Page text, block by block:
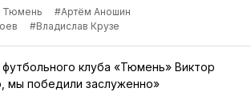
Тюмень
#Артём Аношин
#Владислав Крузе
клуба «Тюмень» Виктор
мы победили заслуженно»